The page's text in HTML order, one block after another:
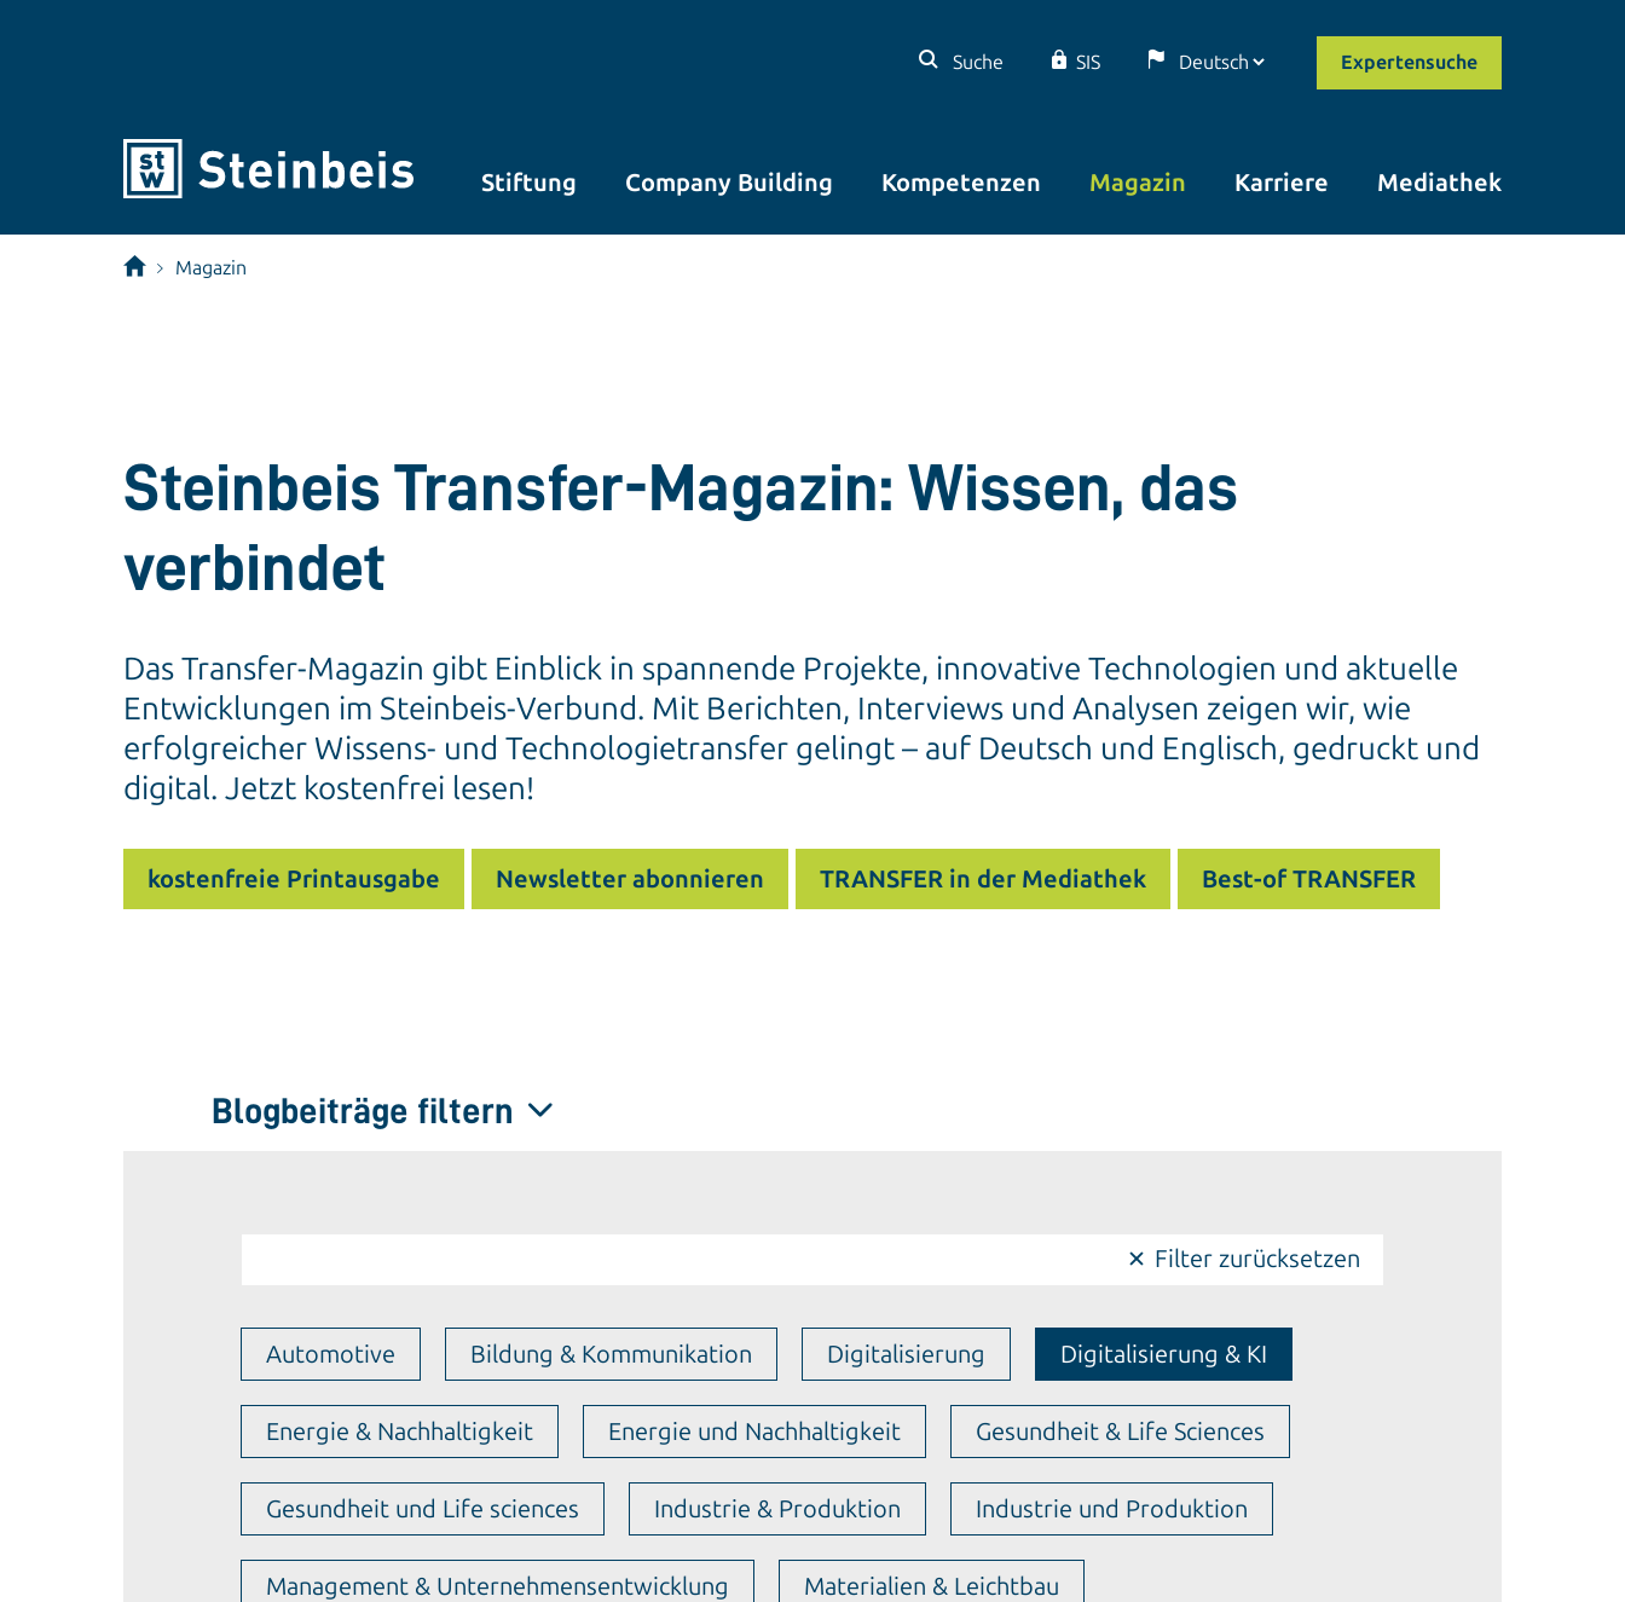
Suche SIS Expertensuche
Stiftung Company Building Kompetenzen Magazin Karriere Mediathek
Magazin
Steinbeis Transfer-Magazin: Wissen, das
verbindet
Das Transfer-Magazin gibt Einblick in spannende Projekte, innovative Technologien und aktuelle
Entwicklungen im Steinbeis-Verbund. Mit Berichten, Interviews und Analysen zeigen wir, wie
erfolgreicher Wissens- und Technologietransfer gelingt – auf Deutsch und Englisch, gedruckt und
digital. Jetzt kostenfrei lesen!
kostenfreie Printausgabe Newsletter abonnieren TRANSFER in der Mediathek Best-of TRANSFER
Blogbeiträge filtern
Automotive Bildung & Kommunikation Digitalisierung Digitalisierung & KI
Energie & Nachhaltigkeit Energie und Nachhaltigkeit Gesundheit & Life Sciences
Gesundheit und Life sciences Industrie & Produktion Industrie und Produktion
Management & Unternehmensentwicklung Materialien & Leichtbau
Filter zurücksetzen